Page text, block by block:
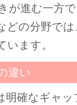
が進む一方
どの分野で
います。
違い
明確なギャ